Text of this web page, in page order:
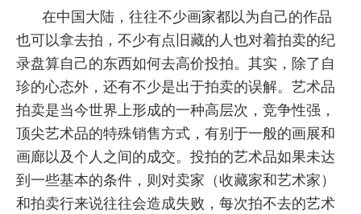
在中国大陆，往往不少画家都以为自己的作品
也可以拿去拍，不少有点旧藏的人也对着拍卖的纪
录盘算自己的东西如何去高价投拍。其实，除了自
珍的心态外，还有不少是出于拍卖的误解。艺术品
拍卖是当今世界上形成的一种高层次，竞争性强，
顶尖艺术品的特殊销售方式，有别于一般的画展和
画廊以及个人之间的成交。投拍的艺术品如果未达
到一些基本的条件，则对卖家（收藏家和艺术家）
和拍卖行来说往往会造成失败，每次拍不去的艺术